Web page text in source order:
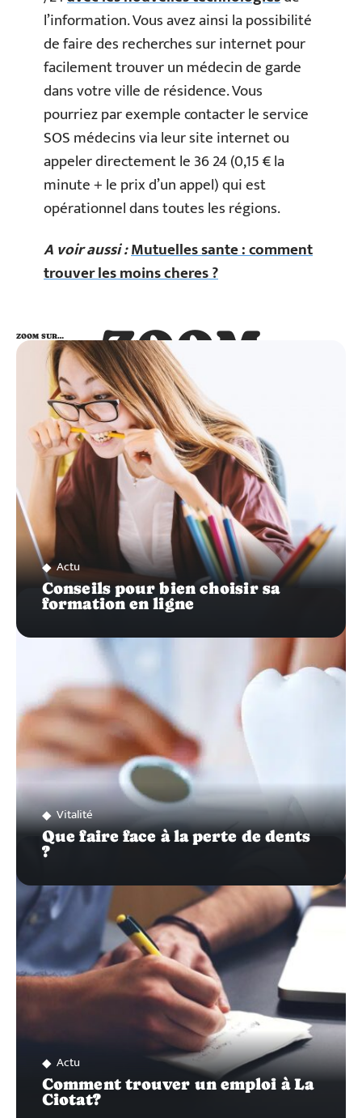
l’information. Vous avez ainsi la possibilité
de faire des recherches sur internet pour
facilement trouver un médecin de garde
dans votre ville de résidence. Vous
pourriez par exemple contacter le service
SOS médecins via leur site internet ou
appeler directement le 36 24 (0,15 € la
minute + le prix d’un appel) qui est
opérationnel dans toutes les régions.
A voir aussi :Mutuelles sante : comment
trouver les moins cheres ?
ZOOM
SUR…
ZOOM SUR…
Actu
Conseils pour bien choisir sa
formation en ligne
Vitalité
Que faire face à la perte de dents
?
Actu
Comment trouver un emploi à La
Ciotat?